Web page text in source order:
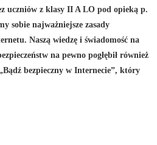
uczniów z klasy II A LO pod opieką p.
sobie najważniejsze zasady
Naszą wiedzę i świadomość na
na pewno pogłębił również
bezpieczny w Internecie”, który